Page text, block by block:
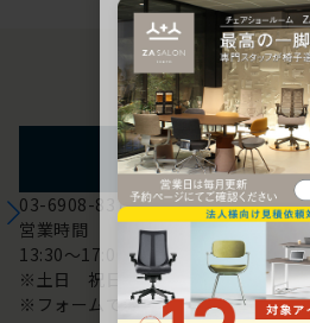
お問い合
フォームからのお
03-6908-8370
営業時間
13:30～17:00
※土日 祝日は休み
※フォームでのお問い合わせは24時